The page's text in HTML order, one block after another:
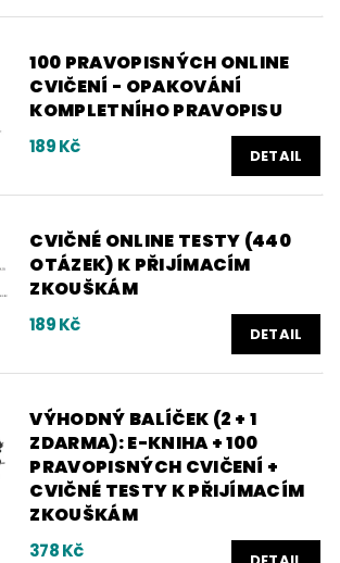
100 PRAVOPISNÝCH ONLINE
CVIČENÍ - OPAKOVÁNÍ
KOMPLETNÍHO PRAVOPISU
189 Kč DETAIL
CVIČNÉ ONLINE TESTY (440
OTÁZEK) K PŘIJÍMACÍM
ZKOUŠKÁM
189 Kč DETAIL
VÝHODNÝ BALÍČEK (2 + 1
ZDARMA): E-KNIHA + 100
PRAVOPISNÝCH CVIČENÍ +
CVIČNÉ TESTY K PŘIJÍMACÍM
ZKOUŠKÁM
378 Kč